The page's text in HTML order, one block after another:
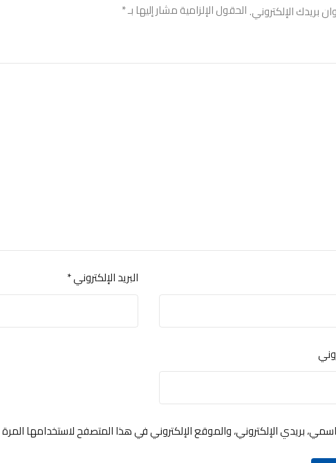
بريدك الإلكتروني.الحقول الإلزامية مشار إليها بـ*
البريد الإلكتروني*
بريدي الإلكتروني، والموقع الإلكتروني في هذا المتصفح لاستخدامها